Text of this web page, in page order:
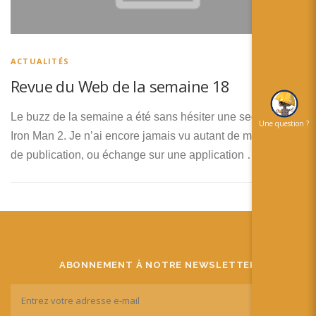
日本語
ACTUALITÉS
Revue du Web de la semaine 18
Le buzz de la semaine a été sans hésiter une seconde le
Iron Man 2. Je n’ai encore jamais vu autant de messages,
de publication, ou échange sur une application …
ABONNEMENT À NOTRE NEWSLETTER
Une question ?